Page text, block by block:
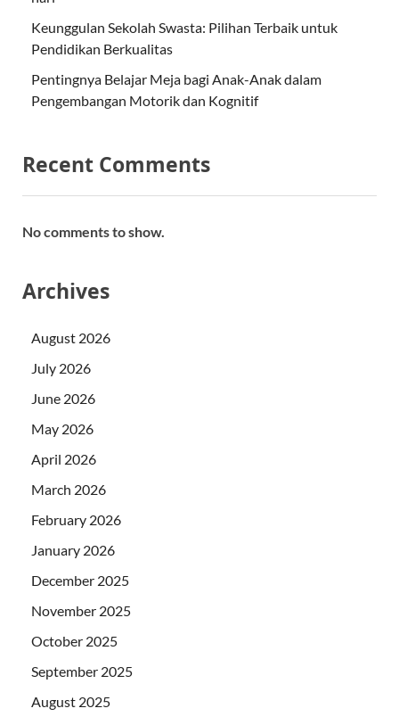
Keunggulan Sekolah Swasta: Pilihan Terbaik untuk
Pendidikan Berkualitas
Pentingnya Belajar Meja bagi Anak-Anak dalam
Pengembangan Motorik dan Kognitif
Recent Comments
No comments to show.
Archives
August 2026
July 2026
June 2026
May 2026
April 2026
March 2026
February 2026
January 2026
December 2025
November 2025
October 2025
September 2025
August 2025